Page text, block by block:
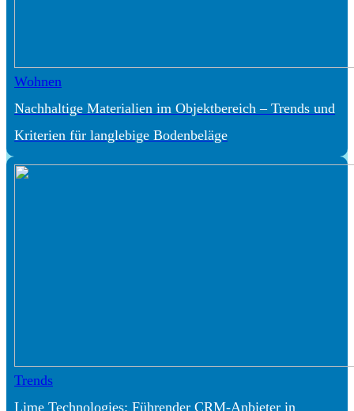
Wohnen
Nachhaltige Materialien im Objektbereich – Trends und
Kriterien für langlebige Bodenbeläge
Trends
Lime Technologies: Führender CRM-Anbieter in